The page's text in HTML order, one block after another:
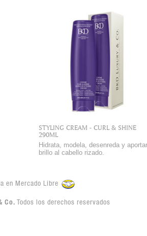
STYLING CREAM - CURL & SHINE
290ML
Hidrata, modela, desenreda y aportar
brillo al cabello rizado.
en Mercado Libre
Co. Todos los derechos reservados